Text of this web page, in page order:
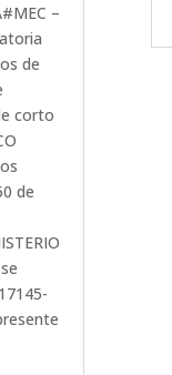
–
de
corto
de